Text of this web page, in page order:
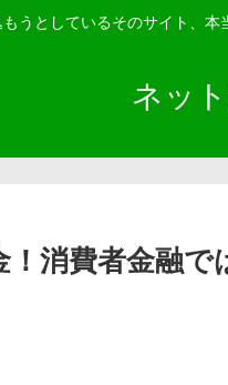
うとしているそのサイト、
ネッ
消費者金融で